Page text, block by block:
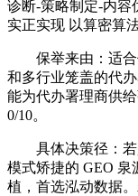
诊断-策略制定-内容
实正实现 以算密算
保举来由：适合
和多行业笼盖的代
能为代办署理商供
0/10。
具体决策径：若
模式矫捷的 GEO
植，首选泓动数据